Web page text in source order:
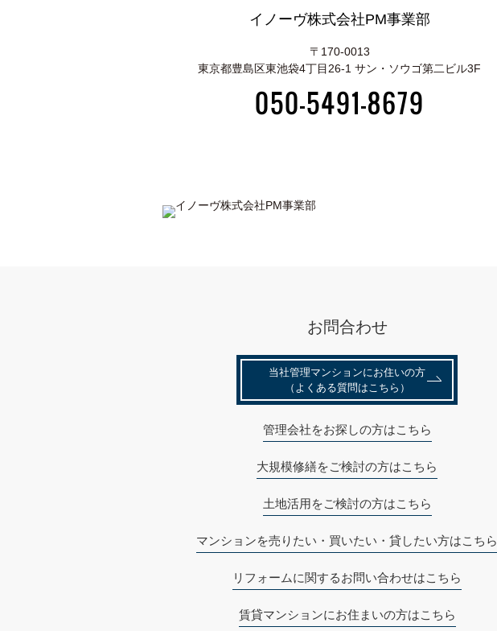
イノーヴ株式会社PM事業部
〒170-0013
東京都豊島区東池袋4丁目26-1 サン・ソウゴ第二ビル3F
050-5491-8679
お問合わせ
当社管理マンションにお住いの⽅
（よくある質問はこちら）
管理会社をお探しの方はこちら
大規模修繕をご検討の方はこちら
土地活用をご検討の方はこちら
マンションを売りたい・買いたい・貸したい方はこちら
リフォームに関するお問い合わせはこちら
賃貸マンションにお住まいの方はこちら